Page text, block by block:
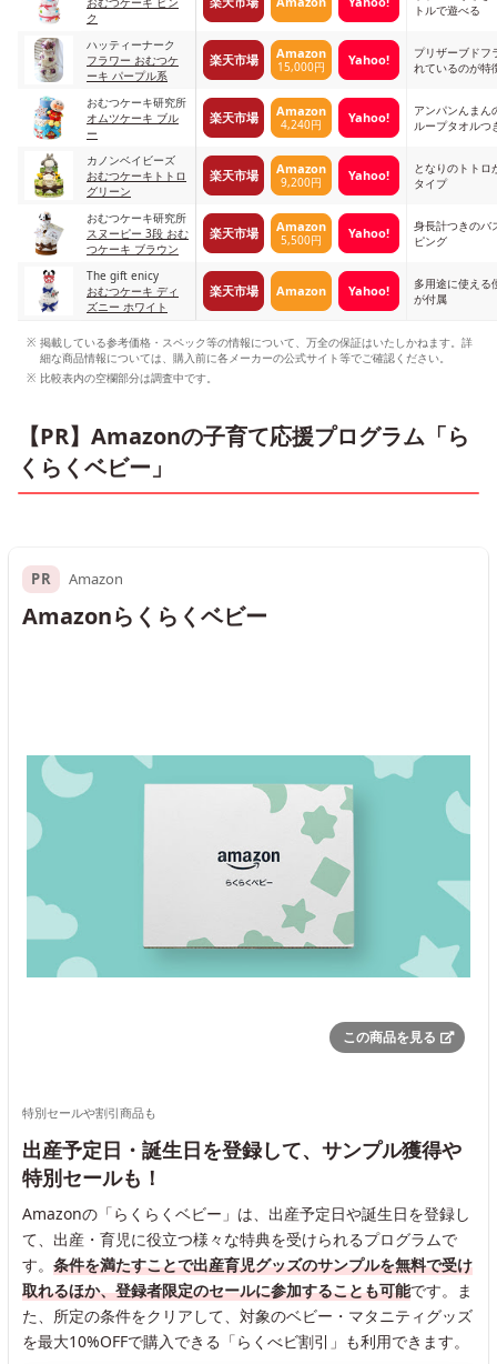
ク
トルで遊べる
ハッティーナーク
フラワー おむつケ
ーキ パープル系
楽天市場 Amazon
15,000円 Yahoo!
プリザーブドフ
れているのが特
おむつケーキ研究所
オムツケーキ ブル
ー
楽天市場 Amazon
4,240円 Yahoo!
アンパンんまん
ループタオルつ
カノンベイビーズ
おむつケーキトトロ
グリーン
楽天市場 Amazon
9,200円 Yahoo!
となりのトトロ
タイプ
おむつケーキ研究所
スヌーピー 3段 おむ
つケーキ ブラウン
楽天市場 Amazon
5,500円 Yahoo!
身長計つきのバ
ピング
The gift enicy
おむつケーキ ディ
ズニー ホワイト
楽天市場 Amazon Yahoo!
多用途に使える
が付属
掲載している参考価格・スペック等の情報について、万全の保証はいたしかねます。詳
細な商品情報については、購入前に各メーカーの公式サイト等でご確認ください。
比較表内の空欄部分は調査中です。
【PR】Amazonの子育て応援プログラム「ら
くらくベビー」
PR Amazon
Amazonらくらくベビー
この商品を見る
特別セールや割引商品も
出産予定日・誕生日を登録して、サンプル獲得や
特別セールも！
Amazonの「らくらくベビー」は、出産予定日や誕生日を登録し
て、出産・育児に役立つ様々な特典を受けられるプログラムで
す。 条件を満たすことで出産育児グッズのサンプルを無料で受け
取れるほか、登録者限定のセールに参加することも可能です。ま
た、所定の条件をクリアして、対象のベビー・マタニティグッズ
を最大10%OFFで購入できる「らくべビ割引」も利用できます。